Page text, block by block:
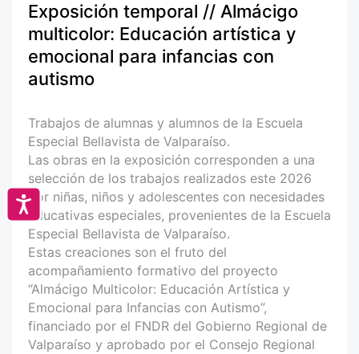
Accesibilidad
Exposición temporal // Almácigo
multicolor: Educación artística y
emocional para infancias con
autismo
Trabajos de alumnas y alumnos de la Escuela
Especial Bellavista de Valparaíso.
Las obras en la exposición corresponden a una
selección de los trabajos realizados este 2026
por niñas, niños y adolescentes con necesidades
educativas especiales, provenientes de la Escuela
Especial Bellavista de Valparaíso.
Estas creaciones son el fruto del
acompañamiento formativo del proyecto
“Almácigo Multicolor: Educación Artística y
Emocional para Infancias con Autismo”,
financiado por el FNDR del Gobierno Regional de
Valparaíso y aprobado por el Consejo Regional